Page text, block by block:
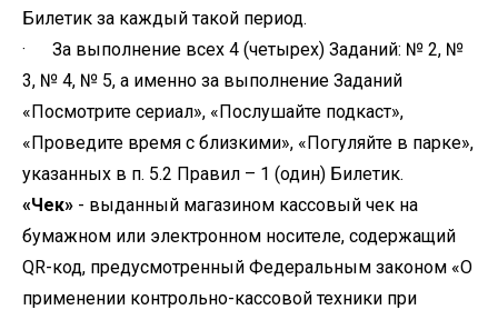
Билетик за каждый такой период.
· За выполнение всех 4 (четырех) Заданий: № 2, №
3, № 4, № 5, а именно за выполнение Заданий
«Посмотрите сериал», «Послушайте подкаст»,
«Проведите время с близкими», «Погуляйте в парке»,
указанных в п. 5.2 Правил – 1 (один) Билетик.
«Чек» - выданный магазином кассовый чек на
бумажном или электронном носителе, содержащий
QR-код, предусмотренный Федеральным законом «О
применении контрольно-кассовой техники при